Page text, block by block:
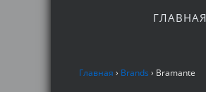
ГЛАВНАЯ
Главная › Brands › Bramante